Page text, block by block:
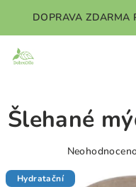
obsah
DOPRAVA ZDARMA
Šlehané
Průměrné
produktu
Hydratační